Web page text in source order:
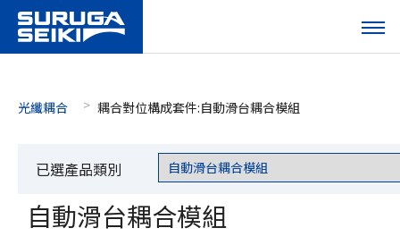
光纖耦合 耦合對位構成套件:自動滑台耦合模組
已選產品類別
自動滑台耦合模組